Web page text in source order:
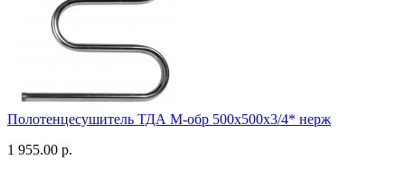
Полотенцесушитель ТДА М-обр 500х500х3/4* нерж
1 955.00 р.